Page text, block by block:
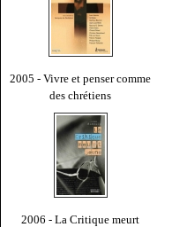
2005 - Vivre et penser comme
des chrétiens
2006 - La Critique meurt